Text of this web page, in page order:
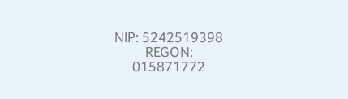
NIP: 5242519398
REGON:
015871772